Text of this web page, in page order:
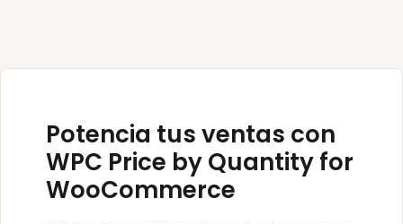
Potencia tus ventas con
WPC Price by Quantity for
WooCommerce